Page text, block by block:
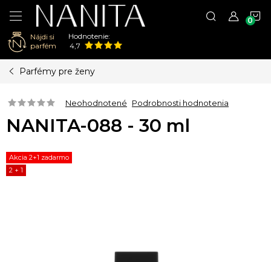
Nájdi si
parfém
Hodnotenie:
4,7
Parfémy pre ženy
Neohodnotené Podrobnosti hodnotenia
NANITA-088 - 30 ml
Akcia 2+1 zadarmo
2 + 1